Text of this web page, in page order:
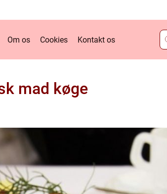
Om os Cookies Kontakt os
mad køge